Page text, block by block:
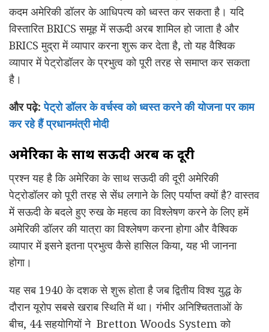
कदम अमेरिकी डॉलर के आधिपत्य को ध्वस्त कर सकता है। यदि
विस्तारित BRICS समूह में सऊदी अरब शामिल हो जाता है और
BRICS मुद्रा में व्यापार करना शुरू कर देता है, तो यह वैश्विक
व्यापार में पेट्रोडॉलर के प्रभुत्व को पूरी तरह से समाप्त कर सकता
है।
और पढ़े:पेट्रो डॉलर के वर्चस्व को ध्वस्त करने की योजना पर काम
कर रहे हैं प्रधानमंत्री मोदी
अमेरिका के साथ सऊदी अरब की दूरी
प्रश्न यह है कि अमेरिका के साथ सऊदी की दूरी अमेरिकी
पेट्रोडॉलर को पूरी तरह से सेंध लगाने के लिए पर्याप्त क्यों है? वास्तव
में सऊदी के बदले हुए रुख के महत्व का विश्लेषण करने के लिए हमें
अमेरिकी डॉलर की यात्रा का विश्लेषण करना होगा और वैश्विक
व्यापार में इसने इतना प्रभुत्व कैसे हासिल किया, यह भी जानना
होगा।
यह सब 1940 के दशक से शुरू होता है जब द्वितीय विश्व युद्ध के
दौरान यूरोप सबसे खराब स्थिति में था। गंभीर अनिश्चितताओं के
बीच, 44 सहयोगियों ने Bretton Woods System को